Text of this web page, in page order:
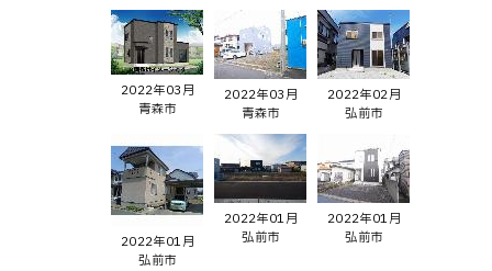
2022年03月
青森市
2022年03月
青森市
2022年02月
弘前市
2022年01月
弘前市
2022年01月
弘前市
2022年01月
弘前市